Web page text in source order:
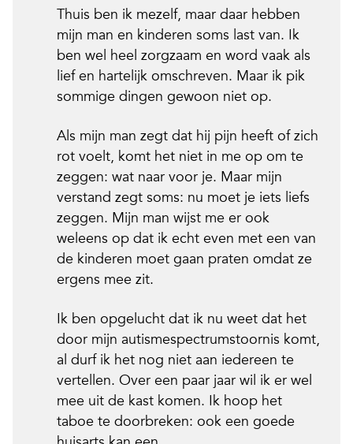
Thuis ben ik mezelf, maar daar hebben
mijn man en kinderen soms last van. Ik
ben wel heel zorgzaam en word vaak als
lief en hartelijk omschreven. Maar ik pik
sommige dingen gewoon niet op.
Als mijn man zegt dat hij pijn heeft of zich
rot voelt, komt het niet in me op om te
zeggen: wat naar voor je. Maar mijn
verstand zegt soms: nu moet je iets liefs
zeggen. Mijn man wijst me er ook
weleens op dat ik echt even met een van
de kinderen moet gaan praten omdat ze
ergens mee zit.
Ik ben opgelucht dat ik nu weet dat het
door mijn autismespectrumstoornis komt,
al durf ik het nog niet aan iedereen te
vertellen. Over een paar jaar wil ik er wel
mee uit de kast komen. Ik hoop het
taboe te doorbreken: ook een goede